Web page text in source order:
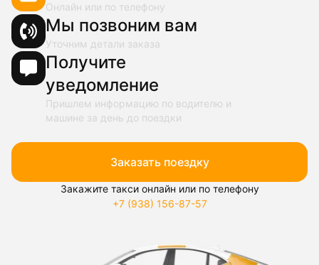
Онлайн или по телефону
Мы позвоним вам
Уточним детали заказа
Получите
уведомление
Пришлем информацию по водителю и
машине за день до поездки
Заказать поездку
Закажите такси онлайн или по телефону
+7 (938) 156-87-57